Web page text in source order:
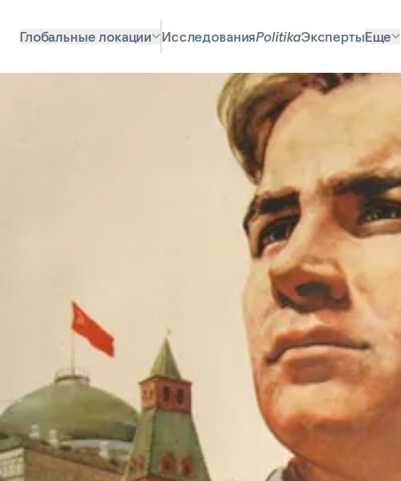
Глобальные локации ИсследованияPolitikaЭкспертыЕще